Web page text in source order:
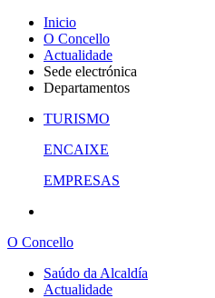
Inicio
O Concello
Actualidade
Sede electrónica
Departamentos
TURISMO
ENCAIXE
EMPRESAS
O Concello
Saúdo da Alcaldía
Actualidade